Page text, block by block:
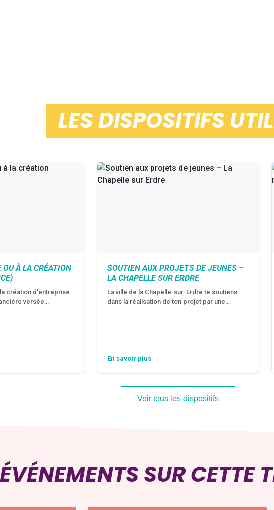
LES DISPOSITIFS
À LA CRÉATION
création d'entreprise
versée…
SOUTIEN AUX PROJETS DE JEUNES –
LA CHAPELLE SUR ERDRE
La ville de la Chapelle-sur-Erdre te soutiens
dans la réalisation de ton projet par une…
En savoir plus →
Voir tous les dispositifs
SUR CETTE